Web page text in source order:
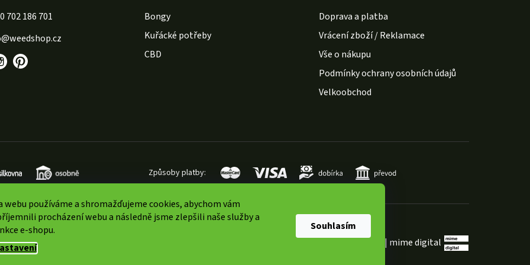
webu používáme a shromažďujeme cookies, abychom vám
procházení webu a následně jsme zlepšili naše služby a
e-shopu.
Souhlasím
@weedshop.cz
702 186 701
Bongy
Kuřácké potřeby
CBD
Doprava a platba
Vrácení zboží / Reklamace
Vše o nákupu
Podmínky ochrany osobních údajů
Velkoobchod
Způsoby platby:
| mime digital